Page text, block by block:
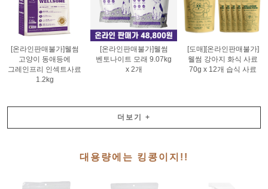
[온라인판매불가]웰썸
고양이 동애등에
그레인프리 인섹트사료
1.2kg
[온라인판매불가]웰썸
벤토나이트 모래 9.07kg
x 2개
[도매][온라인판매불가]
웰썸 강아지 화식 사료
70g x 12개 습식 사료
더보기 +
대용량에는 킹콩이지!!